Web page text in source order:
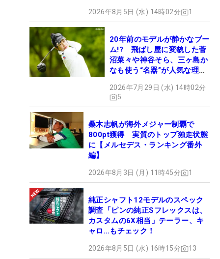
2026年8月5日 (水) 14時02分 1
20年前のモデルが静かなブー
ム!? 飛ばし屋に変貌した菅
沼菜々や神谷そら、三ヶ島か
なも使う“名器”が人気な理由
ギア”】
2026年7月29日 (水) 14時02分
5
桑木志帆が海外メジャー制覇で
800pt獲得 実質のトップ独走状態
に【メルセデス・ランキング番外
編】
2026年8月3日 (月) 11時45分 1
純正シャフト12モデルのスペック
調査「ピンの純正Sフレックスは、
カスタムの6X相当」テーラー、キ
ャロ…もチェック！
2026年8月5日 (水) 16時15分 13